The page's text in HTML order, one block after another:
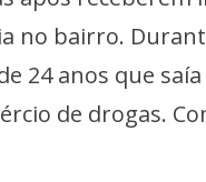
no bairro.
24 anos que
de drogas.